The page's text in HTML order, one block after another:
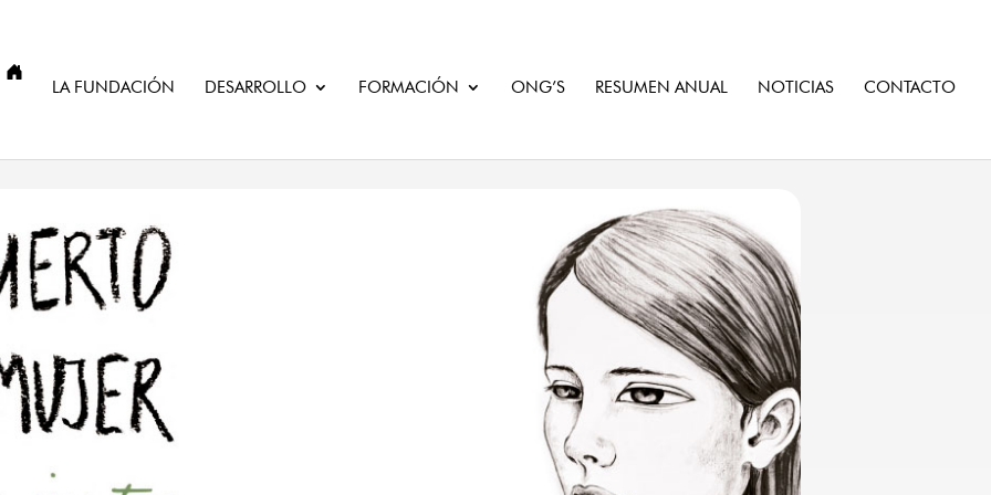
LA FUNDACIÓN DESARROLLO FORMACIÓN ONG’S RESUMEN ANUAL NOTICIAS CONTACTO